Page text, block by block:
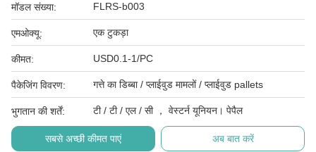
मॉडल संख्या: FLRS-b003
एमओक्यू: एक टुकड़ा
कीमत: USD0.1-1/PC
पैकेजिंग विवरण: गत्ते का डिब्बा / प्लाईवुड मामलों / प्लाईवुड pallets
भुगतान की शर्तें: टी / टी / एल / सी ， वेस्टर्न यूनियन। पेपैल
सबसे अच्छी कीमत पाएं अब बात करें